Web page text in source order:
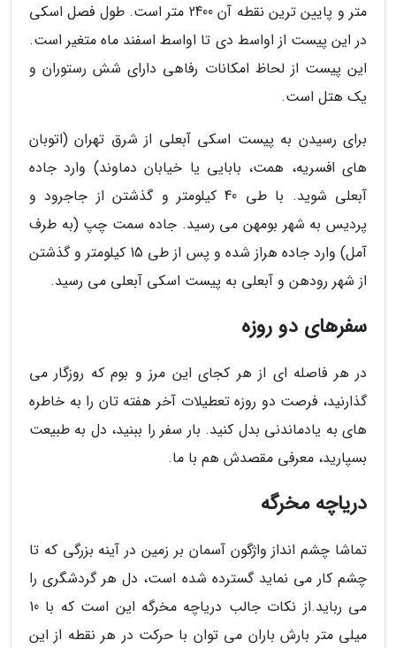
متر و پایین ترین نقطه آن 2400 متر است. طول فصل اسکی
در این پیست از اواسط دی تا اواسط اسفند ماه متغیر است.
این پیست از لحاظ امکانات رفاهی دارای شش رستوران و
یک هتل است.
برای رسیدن به پیست اسکی آبعلی از شرق تهران (اتوبان
های افسریه، همت، بابایی یا خیابان دماوند) وارد جاده
آبعلی شوید. با طی 40 کیلومتر و گذشتن از جاجرود و
پردیس به شهر بومهن می رسید. جاده سمت چپ (به طرف
آمل) وارد جاده هراز شده و پس از طی 15 کیلومتر و گذشتن
از شهر رودهن و آبعلی به پیست اسکی آبعلی می رسید.
سفرهای دو روزه
در هر فاصله ای از هر کجای این مرز و بوم که روزگار می
گذارنید، فرصت دو روزه تعطیلات آخر هفته تان را به خاطره
های به یادماندنی بدل کنید. بار سفر را ببنید، دل به طبیعت
بسپارید، معرفی مقصدش هم با ما.
دریاچه مخرگه
تماشا چشم انداز واژگون آسمان بر زمین در آینه بزرگی که تا
چشم کار می نماید گسترده شده است، دل هر گردشگری را
می رباید.از نکات جالب دریاچه مخرگه این است که با 10
میلی متر بارش باران می توان با حرکت در هر نقطه از این